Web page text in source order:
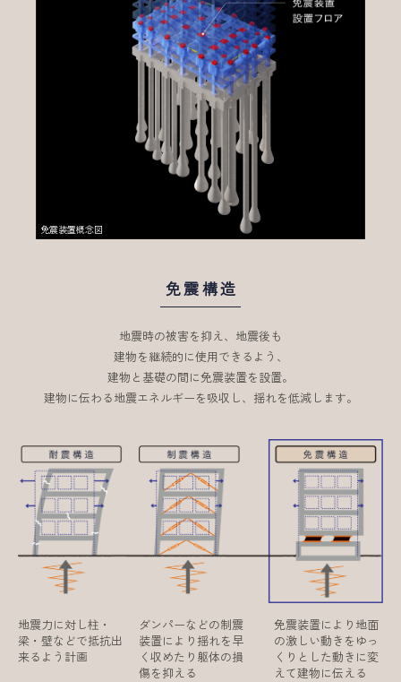
免震装置概念図
免震構造
地震時の被害を抑え、地震後も
建物を継続的に使用できるよう、
建物と基礎の間に免震装置を設置。
建物に伝わる地震エネルギーを吸収し、揺れを低減します。
地震力に対し柱・
梁・壁などで抵抗出
来るよう計画
ダンパーなどの制震
装置により揺れを早
く収めたり躯体の損
傷を抑える
免震装置により地面
の激しい動きをゆっ
くりとした動きに変
えて建物に伝える